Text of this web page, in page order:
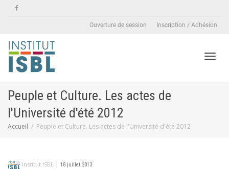
Ouverture de session Inscription / Adhésion
Peuple et Culture. Les actes de
l'Université d'été 2012
Accueil Peuple et Culture. Les actes de l'Université d'été 2012
Institut ISBL | 18 juillet 2013